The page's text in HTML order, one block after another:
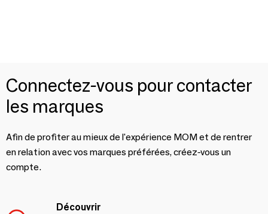
Connectez-vous pour contacter
les marques
Afin de profiter au mieux de l'expérience MOM et de rentrer
en relation avec vos marques préférées, créez-vous un
compte.
Découvrir